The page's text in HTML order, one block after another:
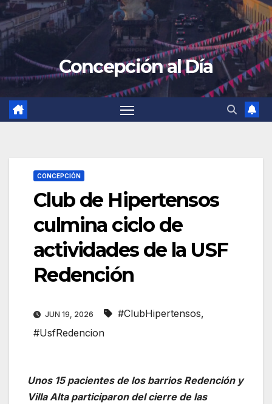
Concepción al Día
CONCEPCIÓN
Club de Hipertensos
culmina ciclo de
actividades de la USF
Redención
JUN 19, 2026 #ClubHipertensos,
#UsfRedencion
Unos 15 pacientes de los barrios Redención y
Villa Alta participaron del cierre de las